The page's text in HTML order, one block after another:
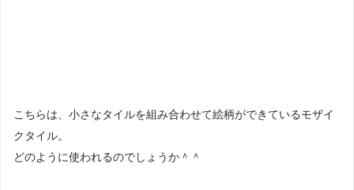
こちらは、小さなタイルを組み合わせて絵柄ができているモザイ
クタイル。
どのように使われるのでしょうか＾＾